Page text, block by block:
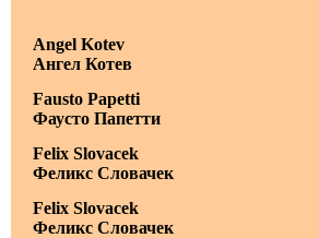
Angel Kotev
Ангел Котев
Fausto Papetti
Фаусто Папетти
Felix Slovacek
Феликс Словачек
Felix Slovacek
Феликс Словачек